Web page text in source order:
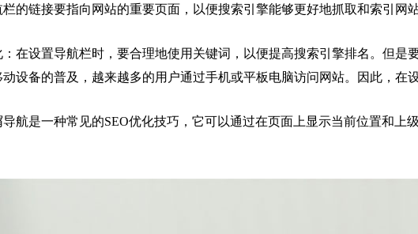
的链接要指向网站的重要页面，以便搜索引擎能够更好地抓取和索引网
在设置导航栏时，要合理地使用关键词，以便提高搜索引擎排名。但是
设备的普及，越来越多的用户通过手机或平板电脑访问网站。因此，在
航是一种常见的SEO优化技巧，它可以通过在页面上显示当前位置和上